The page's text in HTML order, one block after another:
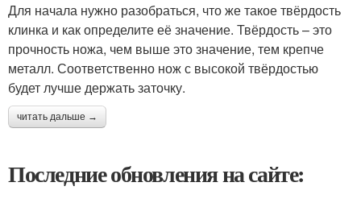
Для начала нужно разобраться, что же такое твёрдость
клинка и как определите её значение. Твёрдость – это
прочность ножа, чем выше это значение, тем крепче
металл. Соответственно нож с высокой твёрдостью
будет лучше держать заточку.
читать дальше →
Последние обновления на сайте: